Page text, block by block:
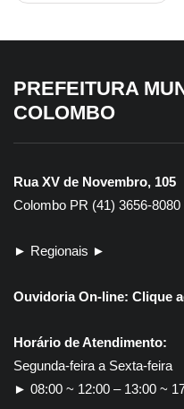
PREFEITURA
COLOMBO
Rua XV de Novembro, 105
Colombo PR (41) 3656-8080
► Regionais ►
Ouvidoria On-line: Clique
Horário de Atendimento:
Segunda-feira a Sexta-feira
► 08:00 ~ 12:00 – 13:00 ~